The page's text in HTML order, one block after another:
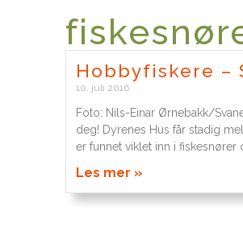
Hobbyfiskere –
10. juli 2016
Foto: Nils-Einar Ørnebakk/
deg! Dyrenes Hus får stadig
er funnet viklet inn i fiskesnører
Les mer »